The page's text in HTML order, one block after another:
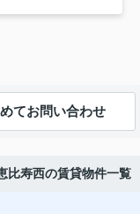
てお問い合わせ
比寿西の賃貸物件一覧